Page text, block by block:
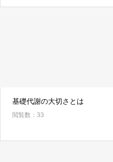
基礎代謝の大切さとは
閲覧数：33